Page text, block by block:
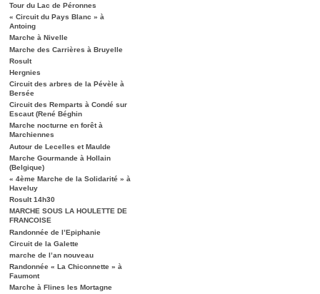
Tour du Lac de Péronnes
« Circuit du Pays Blanc » à
Antoing
Marche à Nivelle
Marche des Carrières à Bruyelle
Rosult
Hergnies
Circuit des arbres de la Pévèle à
Bersée
Circuit des Remparts à Condé sur
Escaut (René Béghin
Marche nocturne en forêt à
Marchiennes
Autour de Lecelles et Maulde
Marche Gourmande à Hollain
(Belgique)
« 4ème Marche de la Solidarité » à
Haveluy
Rosult 14h30
MARCHE SOUS LA HOULETTE DE
FRANCOISE
Randonnée de l’Epiphanie
Circuit de la Galette
marche de l’an nouveau
Randonnée « La Chiconnette » à
Faumont
Marche à Flines les Mortagne